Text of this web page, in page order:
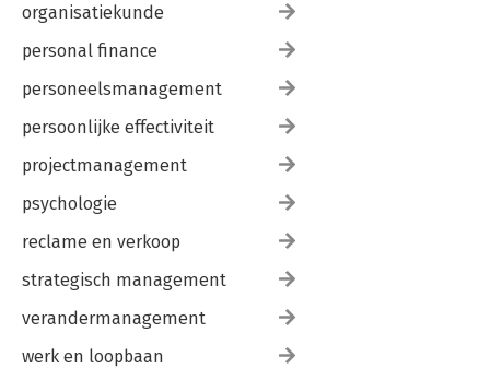
organisatiekunde
personal finance
personeelsmanagement
persoonlijke effectiviteit
projectmanagement
psychologie
reclame en verkoop
strategisch management
verandermanagement
werk en loopbaan